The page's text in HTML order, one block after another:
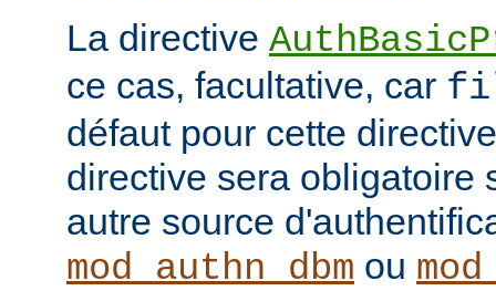
La directive
ce cas, facultative, car
défaut pour cette
directive sera obligatoire
autre source
mod_authn_dbm ou